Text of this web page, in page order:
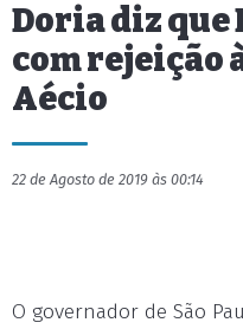
Doria diz
com rejeição
Aécio
22 de Agosto de 2019 às 00:14
O governador de São